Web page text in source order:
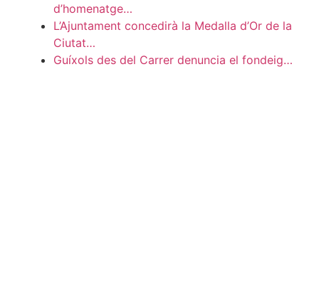
d’homenatge…
L’Ajuntament concedirà la Medalla d’Or de la
Ciutat…
Guíxols des del Carrer denuncia el fondeig…